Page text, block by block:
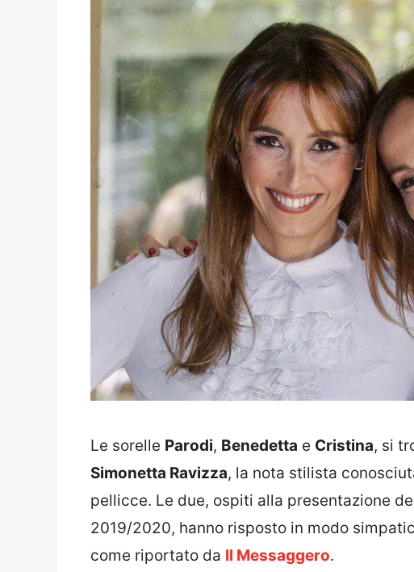
Le sorelle Parodi, Benedetta e Cristina, si
Simonetta Ravizza, la nota stilista
pellicce. Le due, ospiti alla presentazione
2019/2020, hanno risposto in modo
come riportato da Il Messaggero.